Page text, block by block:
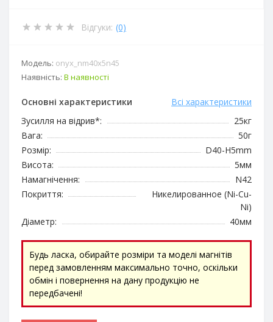
Відгуки: (0)
Модель: onyx_nm40x5n45
Наявність: В наявності
Основні характеристики
Всі характеристики
Зусилля на відрив*:
25кг
Вага:
50г
Розмір:
D40-H5mm
Висота:
5мм
Намагнічення:
N42
Покриття:
Никелированное (Ni-Cu-
Ni)
Діаметр:
40мм
Будь ласка, обирайте розміри та моделі магнітів
перед замовленням максимально точно, оскільки
обмін і повернення на дану продукцію не
передбачені!